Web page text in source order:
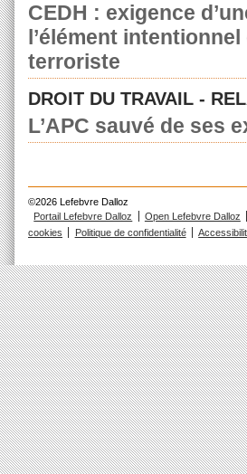
CEDH : exigence
l’élément
terroriste
DROIT DU TRAVAIL -
L’APC sauvé de ses
©2026 Lefebvre Dalloz
Portail Lefebvre Dalloz
Open Lefebvre Dalloz
cookies
Politique de confidentialité